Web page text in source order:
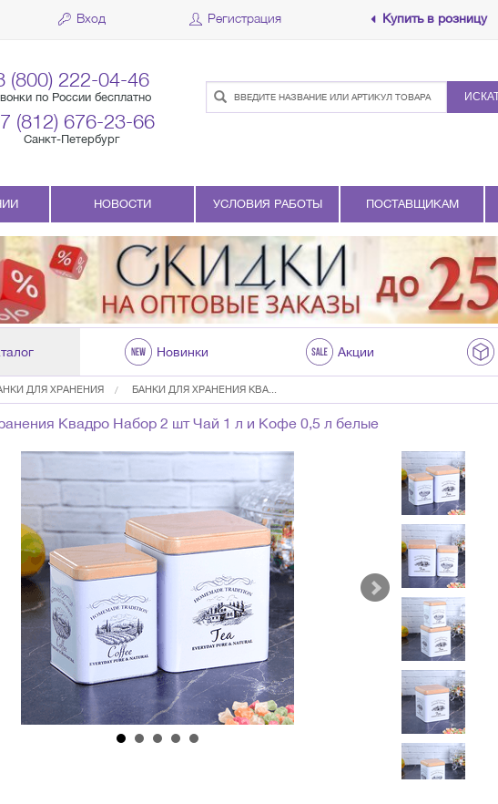
Вход Регистрация Купить в розницу
(800) 222-04-46
по России бесплатно
(812) 676-23-66
Санкт-Петербург
НОВОСТИ УСЛОВИЯ РАБОТЫ ПОСТАВЩИКАМ
Новинки Акции
ДЛЯ ХРАНЕНИЯ БАНКИ ДЛЯ ХРАНЕНИЯ КВА...
Квадро Набор 2 шт Чай 1 л и Кофе 0,5 л белые